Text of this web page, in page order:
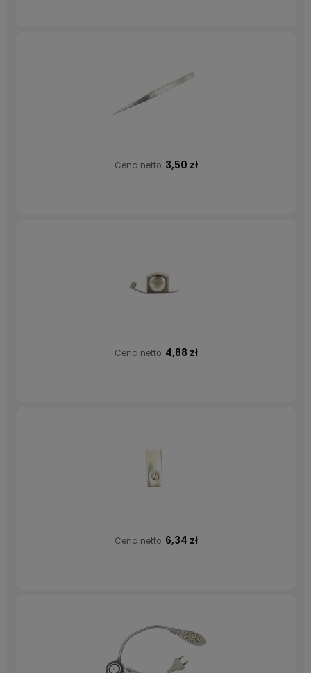
Cena netto: 3,50 zł
Cena netto: 4,88 zł
Cena netto: 6,34 zł